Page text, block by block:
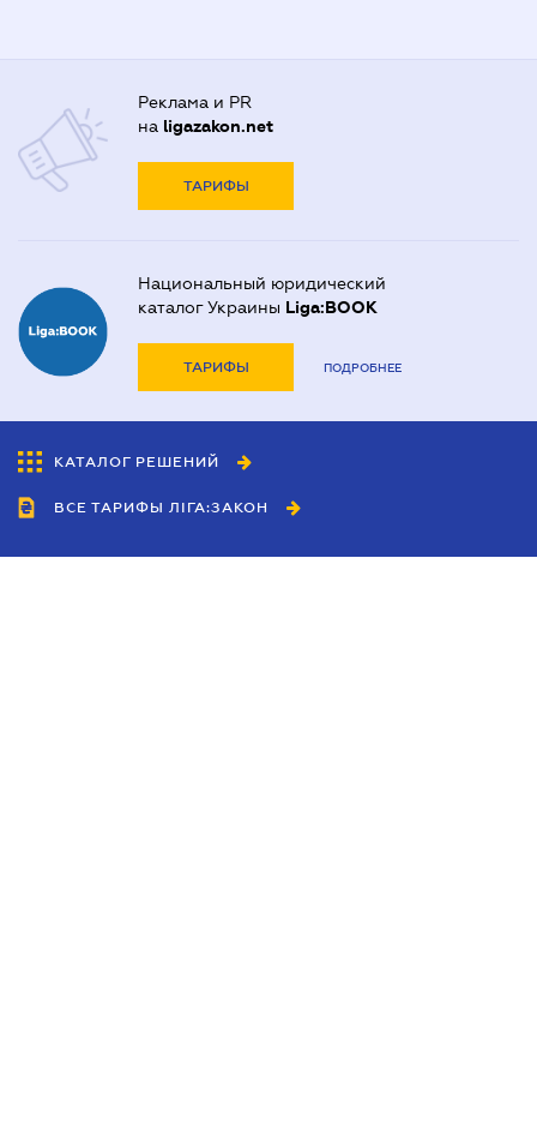
Реклама и PR
на ligazakon.net
ТАРИФЫ
Национальный юридический
каталог Украины Liga:BOOK
ТАРИФЫ ПОДРОБНЕЕ
КАТАЛОГ РЕШЕНИЙ
ВСЕ ТАРИФЫ ЛІГА:ЗАКОН